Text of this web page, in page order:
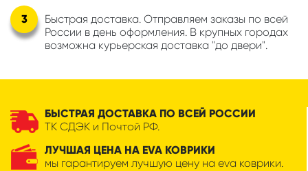
Быстрая доставка. Отправляем заказы по всей
России в день оформления. В крупных городах
возможна курьерская доставка "до двери".
БЫСТРАЯ ДОСТАВКА ПО ВСЕЙ РОССИИ
ТК СДЭК и Почтой РФ.
ЛУЧШАЯ ЦЕНА НА EVA КОВРИКИ
мы гарантируем лучшую цену на eva коврики.